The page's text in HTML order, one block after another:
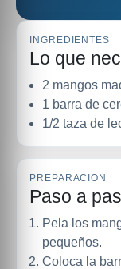
INGREDIENTES
Lo que
2 mangos
1 barra de
1/2 taza de
PREPARACION
Paso a
Pela los
pequeños.
Coloca la